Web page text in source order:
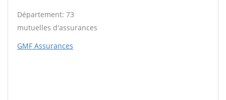
Département: 73
mutuelles d'assurances
GMF Assurances